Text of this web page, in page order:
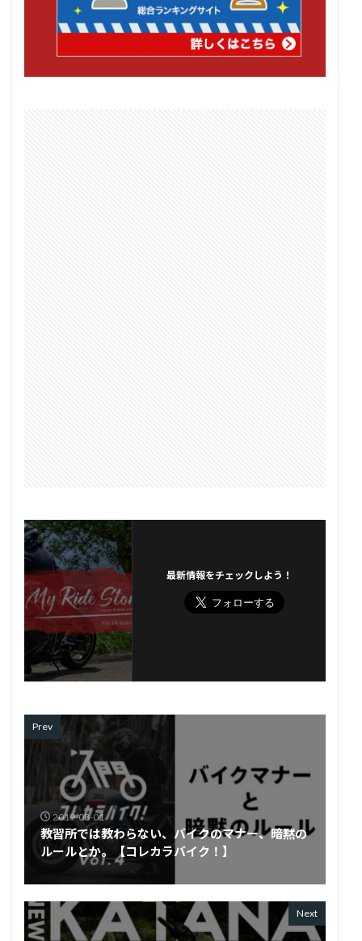
最新情報をチェックしよう！
Prev
2019-08-01
教習所では教わらない、バイクのマナー、暗黙の
ルールとか。【コレカラバイク！】
Next